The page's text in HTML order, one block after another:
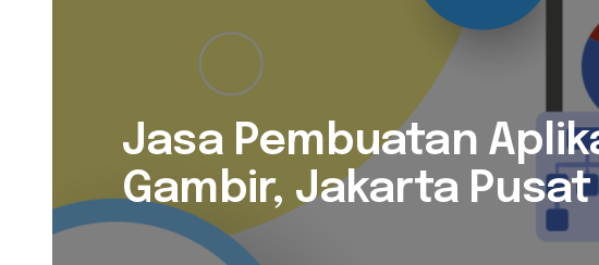
Jasa Pembuatan
Gambir, Jakarta Pusat